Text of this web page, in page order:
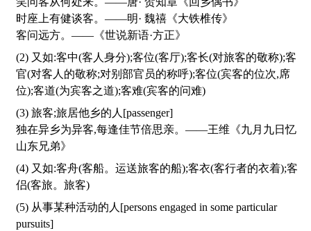
时座上有健谈客。——明· 魏禧《大铁椎传》
客问远方。——《世说新语·方正》
(2) 又如:客中(客人身分);客位(客厅);客长(对旅客的敬称);客
官(对客人的敬称;对别部官员的称呼);客位(宾客的位次,席
位);客道(为宾客之道);客难(宾客的问难)
(3) 旅客;旅居他乡的人[passenger]
独在异乡为异客,每逢佳节倍思亲。——王维《九月九日忆
山东兄弟》
(4) 又如:客舟(客船。运送旅客的船);客衣(客行者的衣着);客
侣(客旅。旅客)
(5) 从事某种活动的人[persons engaged in some particular
pursuits]